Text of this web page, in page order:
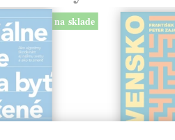
na sklade